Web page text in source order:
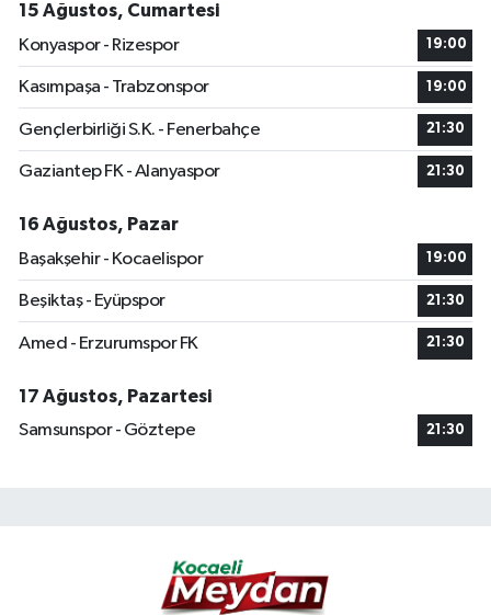
15 Ağustos, Cumartesi
Konyaspor - Rizespor
19:00
Kasımpaşa - Trabzonspor 19:00
Gençlerbirliği S.K. - Fenerbahçe 21:30
Gaziantep FK - Alanyaspor 21:30
16 Ağustos, Pazar
Başakşehir - Kocaelispor
19:00
Beşiktaş - Eyüpspor 21:30
Amed - Erzurumspor FK 21:30
17 Ağustos, Pazartesi
Samsunspor - Göztepe
21:30